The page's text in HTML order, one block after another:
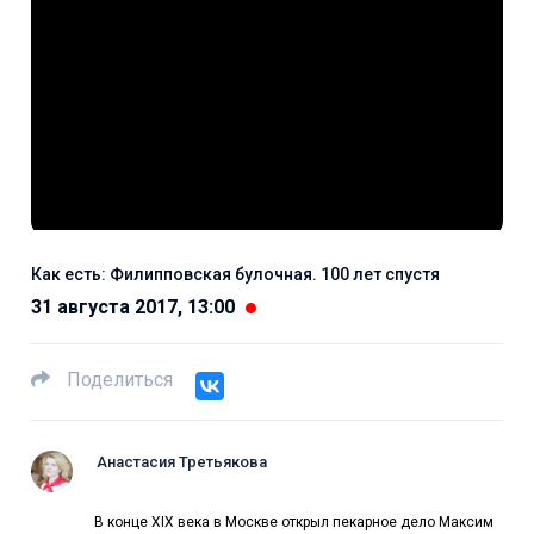
Как есть: Филипповская булочная. 100 лет спустя
31 августа 2017, 13:00
Поделиться
Анастасия Третьякова
В конце XIX века в Москве открыл пекарное дело Максим